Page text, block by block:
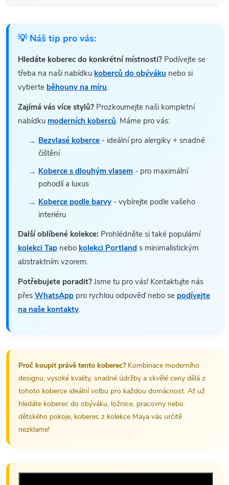
💡 Náš tip pro vás:
Hledáte koberec do konkrétní místnosti? Podívejte se
třeba na naši nabídku koberců do obýváku nebo si
vyberte běhouny na míru.
Zajímá vás více stylů? Prozkoumejte naši kompletní
nabídku moderních koberců. Máme pro vás:
Bezvlasé koberce - ideální pro alergiky + snadné
čištění
Koberce s dlouhým vlasem - pro maximální
pohodlí a luxus
Koberce podle barvy - vybírejte podle vašeho
interiéru
Další oblíbené kolekce: Prohlédněte si také populární
kolekci Tap nebo kolekci Portland s minimalistickým
abstraktním vzorem.
Potřebujete poradit? Jsme tu pro vás! Kontaktujte nás
přes WhatsApp pro rychlou odpověď nebo se podívejte
na naše kontakty.
Proč koupit právě tento koberec?Kombinace moderního
designu, vysoké kvality, snadné údržby a skvělé ceny dělá z
tohoto koberce ideální volbu pro každou domácnost. Ať už
hledáte koberec do obýváku, ložnice, pracovny nebo
dětského pokoje, koberec z kolekce Maya vás určitě
nezklame!